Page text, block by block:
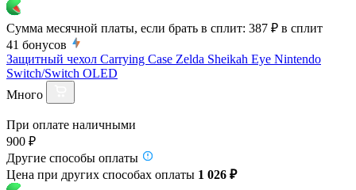
Сумма месячной платы, если брать в сплит: 387 ₽ в сплит
41 бонусов
Защитный чехол Carrying Case Zelda Sheikah Eye Nintendo
Switch/Switch OLED
Много
При оплате наличными
900 ₽
Другие способы оплаты
Цена при других способах оплаты 1 026 ₽